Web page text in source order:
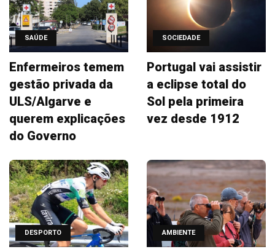
SAÚDE
Enfermeiros temem
gestão privada da
ULS/Algarve e
querem explicações
do Governo
SOCIEDADE
Portugal vai assistir
a eclipse total do
Sol pela primeira
vez desde 1912
DESPORTO AMBIENTE